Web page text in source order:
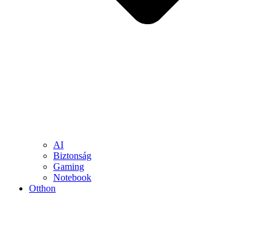
AI
Biztonság
Gaming
Notebook
Otthon